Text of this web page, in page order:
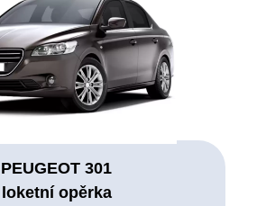
PEUGEOT 301
loketní opěrka